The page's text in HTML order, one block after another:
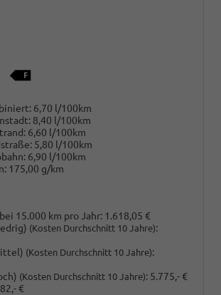
6,70 l/100km
8,40 l/100km
6,60 l/100km
5,80 l/100km
6,90 l/100km
175,00 g/km
15.000 km pro Jahr: 1.618,05 €
(Kosten Durchschnitt 10 Jahre):
(Kosten Durchschnitt 10 Jahre):
(Kosten Durchschnitt 10 Jahre): 5.775,- €
€